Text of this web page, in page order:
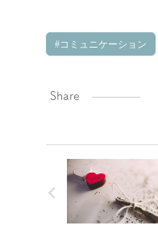
コミュニケーション
Share